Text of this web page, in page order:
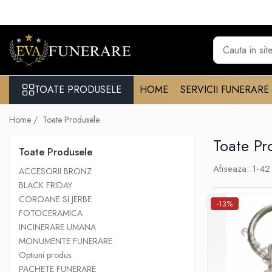
Toate Produsele
Monumente funerare
Cumperi acum platesti mai tarziu
Monumente marmura
Monumente granit
Capace granit
Vaze funerare
Cruce metalica
Cruci marmura
Cruci din granit
Felinare funerare
TOATE PRODUSELE HOME SERVICII FUNERARE
Home / Toate Produsele
Toate
Toate Produsele
ACCESORII BRONZ
BLACK FRIDAY
COROANE SI JERBE
FOTOCERAMICA
INCINERARE UMANA
MONUMENTE FUNERARE
Optiuni produs
PACHETE FUNERARE
Afiseaza: 1-42
-13%